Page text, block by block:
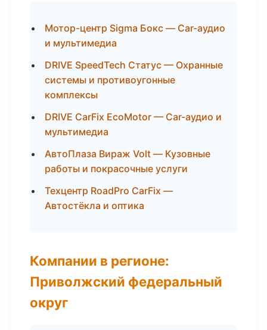
Мотор-центр Sigma Бокс — Car-аудио
и мультимедиа
DRIVE SpeedTech Статус — Охранные
системы и противоугонные
комплексы
DRIVE CarFix EcoMotor — Car-аудио и
мультимедиа
АвтоПлаза Вираж Volt — Кузовные
работы и покрасочные услуги
Техцентр RoadPro CarFix —
Автостёкла и оптика
Компании в регионе:
Приволжский федеральный
округ